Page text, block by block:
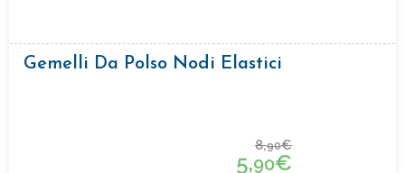
Gemelli Da Polso Nodi Elastici
8,90€
5,90€